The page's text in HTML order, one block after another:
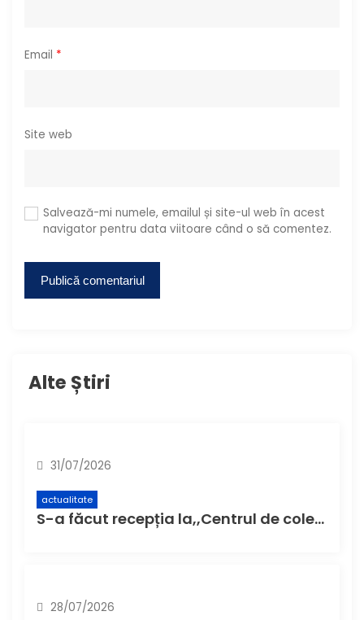
Email *
Site web
Salvează-mi numele, emailul și site-ul web în acest
navigator pentru data viitoare când o să comentez.
Alte Știri
31/07/2026
actualitate
S-a făcut recepția la,,Centrul de colectare cu aport voluntar” (CAV), unde buzoienii pot aduce deșeuri care nu încap în pubela de acasă
28/07/2026